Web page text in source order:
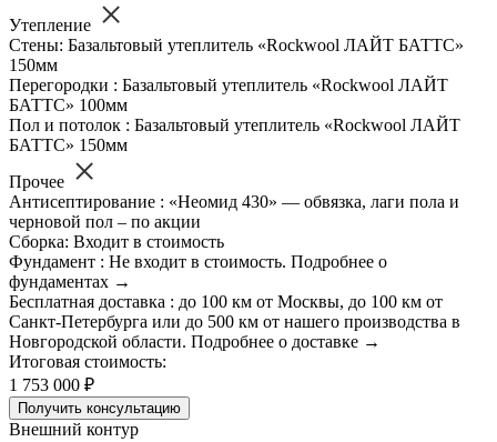
Утепление
Стены: Базальтовый утеплитель «Rockwool ЛАЙТ БАТТС»
150мм
Перегородки : Базальтовый утеплитель «Rockwool ЛАЙТ
БАТТС» 100мм
Пол и потолок : Базальтовый утеплитель «Rockwool ЛАЙТ
БАТТС» 150мм
Прочее
Антисептирование : «Неомид 430» — обвязка, лаги пола и
черновой пол – по акции
Сборка: Входит в стоимость
Фундамент : Не входит в стоимость. Подробнее о
фундаментах →
Бесплатная доставка : до 100 км от Москвы, до 100 км от
Санкт-Петербурга или до 500 км от нашего производства в
Новгородской области. Подробнее о доставке →
Итоговая стоимость:
1 753 000 ₽
Получить консультацию
Внешний контур